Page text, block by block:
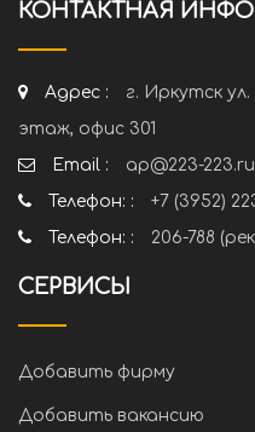
КОНТАКТНАЯ
Адрес :
г. Иркутск
этаж, офис 301
Email :
ap@223-223.ru
Телефон: :
+7 (3952)
Телефон: :
206-788
СЕРВИСЫ
Добавить фирму
Добавить вакансию